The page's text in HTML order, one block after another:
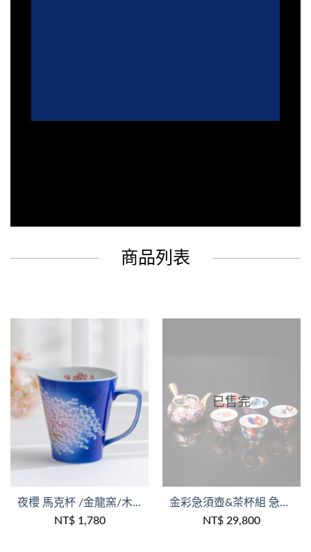
商品列表
夜櫻 馬克杯 /金龍窯/木盒裝
NT$1,780
已售完
金彩急須壺&茶杯組 急須櫻 /江口天童作品/金龍窯/1壺5杯/木盒裝
NT$ 29,800